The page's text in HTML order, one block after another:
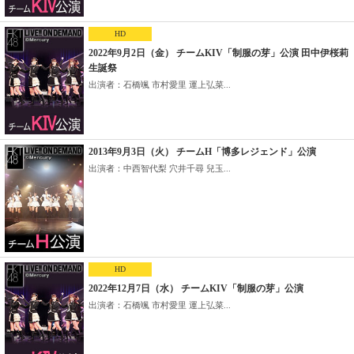
HD
2022年9月2日（金） チームKIV「制服の芽」公演 田中伊桜莉
生誕祭
出演者：石橋颯 市村愛里 運上弘菜...
2013年9月3日（火） チームH「博多レジェンド」公演
出演者：中西智代梨 穴井千尋 兒玉...
HD
2022年12月7日（水） チームKIV「制服の芽」公演
出演者：石橋颯 市村愛里 運上弘菜...